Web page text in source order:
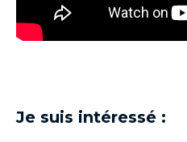
Je suis intéressé :